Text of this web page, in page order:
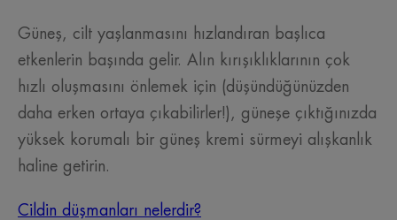
Güneş, cilt yaşlanmasını hızlandıran başlıca
etkenlerin başında gelir. Alın kırışıklıklarının çok
hızlı oluşmasını önlemek için (düşündüğünüzden
daha erken ortaya çıkabilirler!), güneşe çıktığınızda
yüksek korumalı bir güneş kremi sürmeyi alışkanlık
haline getirin.
Cildin düşmanları nelerdir?